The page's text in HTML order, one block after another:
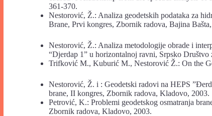
361-370.
Nestorović, Ž.: Analiza geodetskih podataka za
Brane, Prvi kongres, Zbornik radova, Bajina
Nestorović, Ž.: Analiza metodologije obrade i
“Djerdap 1” u horizontalnoj ravni, Srpsko
Trifković M., Kuburić M., Nestorović Ž.: On the
Nestorović, Ž. i : Geodetski radovi na HEPS
brane, II kongres, Zbornik radova, Kladovo, 2003.
Petrović, K.: Problemi geodetskog osmatranja
Zbornik radova, Kladovo, 2003.